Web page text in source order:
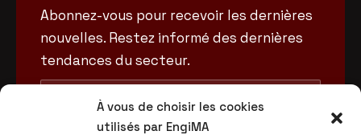
À vous de choisir les cookies
utilisés par EngiMA
Abonnez-vous pour recevoir les dernières
nouvelles. Restez informé des dernières
tendances du secteur.